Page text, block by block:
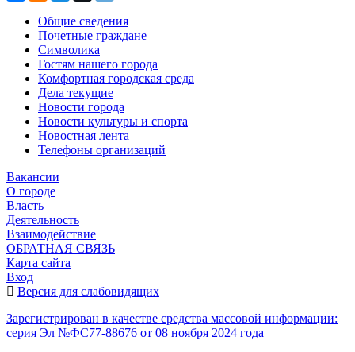
Общие сведения
Почетные граждане
Символика
Гостям нашего города
Комфортная городская среда
Дела текущие
Новости города
Новости культуры и спорта
Новостная лента
Телефоны организаций
Вакансии
О городе
Власть
Деятельность
Взаимодействие
ОБРАТНАЯ СВЯЗЬ
Карта сайта
Вход
Версия для слабовидящих
Зарегистрирован в качестве средства массовой информации:
серия Эл №ФС77-88676 от 08 ноября 2024 года